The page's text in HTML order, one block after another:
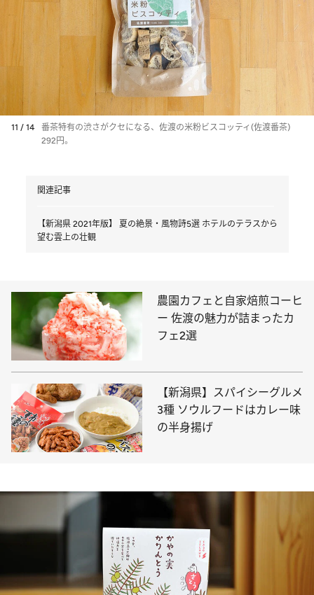
11 / 14
番茶特有の渋さがクセになる、佐渡の米粉ビスコッティ(佐渡番茶)
292円。
関連記事
【新潟県 2021年版】 夏の絶景・風物詩5選 ホテルのテラスから
望む雲上の壮観
農園カフェと自家焙煎コーヒ
ー 佐渡の魅力が詰まったカ
フェ2選
【新潟県】スパイシーグルメ
3種 ソウルフードはカレー味
の半身揚げ